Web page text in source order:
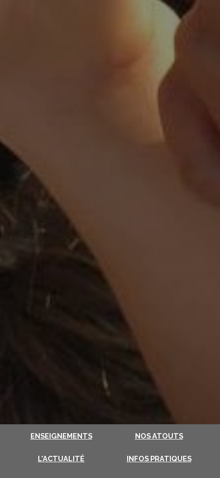
ENSEIGNEMENTS NOS ATOUTS
L'ACTUALITÉ INFOS PRATIQUES